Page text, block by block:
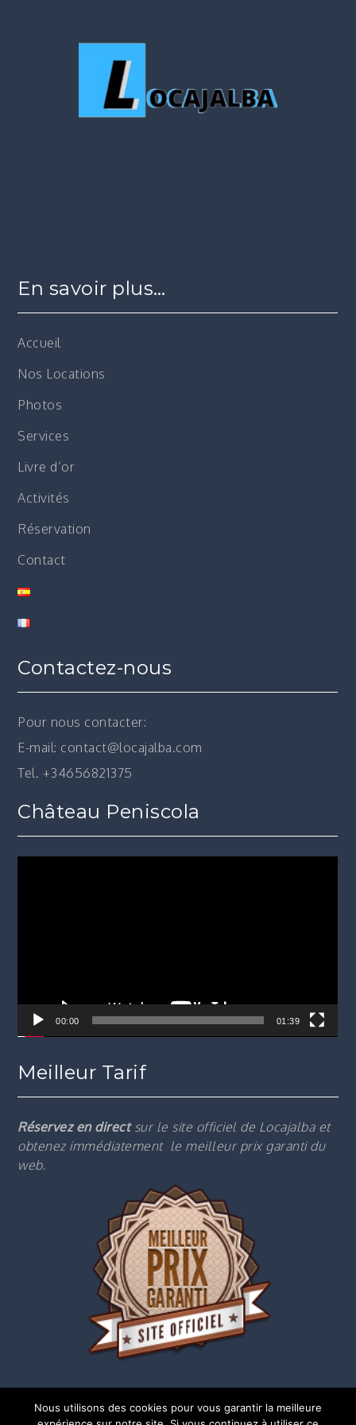
En savoir plus…
Accueil
Nos Locations
Photos
Services
Livre d’or
Activités
Réservation
Contact
Contactez-nous
Pour nous contacter:
E-mail: contact@locajalba.com
Tel. +34656821375
Château Peniscola
00:00 01:39
Meilleur Tarif
Réservez en directsur le site officiel de Locajalba et
obtenez immédiatement le meilleur prix garanti du
web.
Nous utilisons des cookies pour vous garantir la meilleure